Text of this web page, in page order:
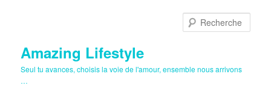
Amazing Lifestyle
Seul tu avances, choisis la voie de l'amour, ensemble nous arrivons
…